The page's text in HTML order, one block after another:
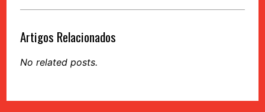
Artigos Relacionados
No related posts.